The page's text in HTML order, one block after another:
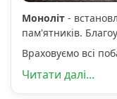
Моноліт -
пам'ятників.
Враховуємо всі
Читати далі...